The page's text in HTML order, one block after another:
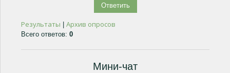
Результаты Архив опросов
Всего ответов: 0
Мини-чат